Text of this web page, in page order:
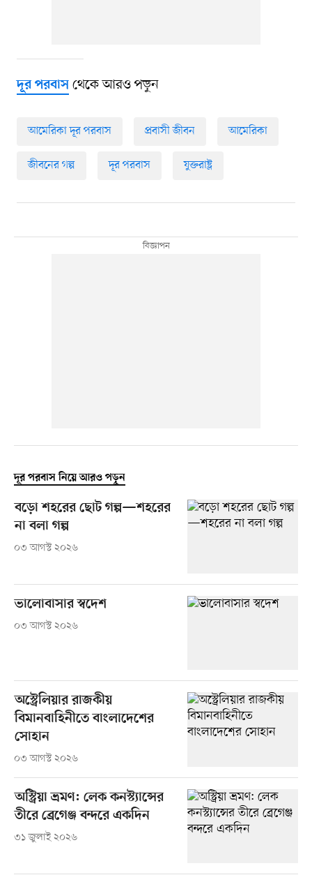
দূর পরবাসথেকে আরও পড়ুন
আমেরিকা দূর পরবাস প্রবাসী জীবন আমেরিকা
জীবনের গল্প দূর পরবাস যুক্তরাষ্ট্র
দূর পরবাস নিয়ে আরও পড়ুন
বড়ো শহরের ছোট গল্প—শহরের
না বলা গল্প
০৩ আগস্ট ২০২৬
ভালোবাসার স্বদেশ
০৩ আগস্ট ২০২৬
অস্ট্রেলিয়ার রাজকীয়
বিমানবাহিনীতে বাংলাদেশের
সোহান
০৩ আগস্ট ২০২৬
অস্ট্রিয়া ভ্রমণ: লেক কনস্ট্যান্সের
তীরে ব্রেগেঞ্জ বন্দরে একদিন
৩১ জুলাই ২০২৬